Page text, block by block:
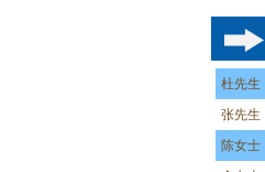
杜先生
张先生
陈女士